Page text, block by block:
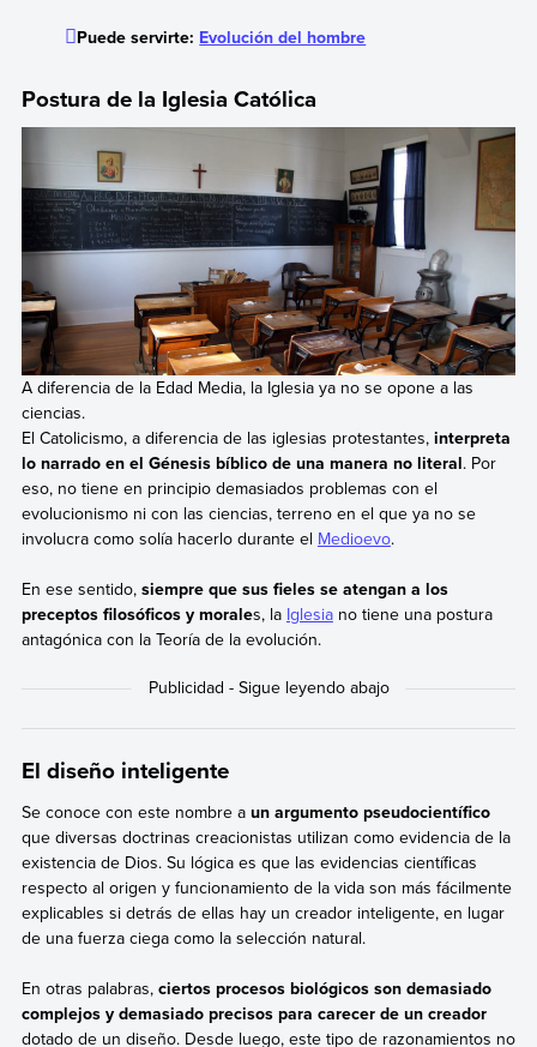
Puede servirte: Evolución del hombre
Postura de la Iglesia Católica
A diferencia de la Edad Media, la Iglesia ya no se opone a las
ciencias.
El Catolicismo, a diferencia de las iglesias protestantes, interpreta
lo narrado en el Génesis bíblico de una manera no literal. Por
eso, no tiene en principio demasiados problemas con el
evolucionismo ni con las ciencias, terreno en el que ya no se
involucra como solía hacerlo durante el Medioevo.
En ese sentido, siempre que sus fieles se atengan a los
preceptos filosóficos y morales, la Iglesiano tiene una postura
antagónica con la Teoría de la evolución.
El diseño inteligente
Se conoce con este nombre aun argumento pseudocientífico
que diversas doctrinas creacionistas utilizan como evidencia de la
existencia de Dios. Su lógica es que las evidencias científicas
respecto al origen y funcionamiento de la vida son más fácilmente
explicables si detrás de ellas hay un creador inteligente, en lugar
de una fuerza ciega como la selección natural.
En otras palabras, ciertos procesos biológicos son demasiado
complejos y demasiado precisos para carecer de un creador
dotado de un diseño. Desde luego, este tipo de razonamientos no